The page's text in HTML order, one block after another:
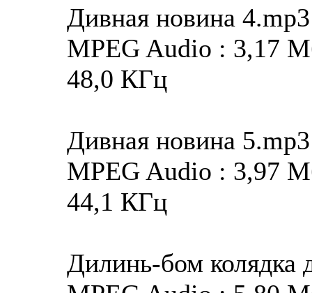
Дивная новина 4.mp3
MPEG Audio : 3,17
48,0 КГц
Дивная новина 5.mp3
MPEG Audio : 3,97
44,1 КГц
Дилинь-бом колядка